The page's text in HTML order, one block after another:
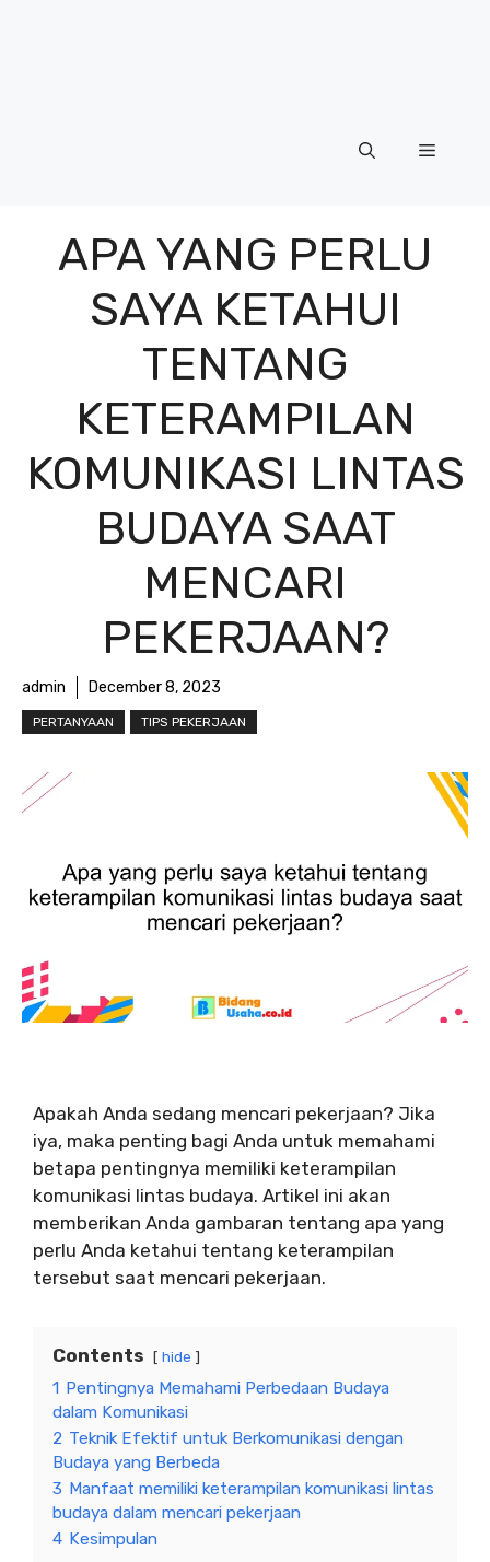
Menu
APA YANG PERLU
SAYA KETAHUI
TENTANG
KETERAMPILAN
KOMUNIKASI LINTAS
BUDAYA SAAT
MENCARI
PEKERJAAN?
admin December 8, 2023
PERTANYAAN TIPS PEKERJAAN
Apakah Anda sedang mencari pekerjaan? Jika
iya, maka penting bagi Anda untuk memahami
betapa pentingnya memiliki keterampilan
komunikasi lintas budaya. Artikel ini akan
memberikan Anda gambaran tentang apa yang
perlu Anda ketahui tentang keterampilan
tersebut saat mencari pekerjaan.
Contents hide
1 Pentingnya Memahami Perbedaan Budaya
dalam Komunikasi
2 Teknik Efektif untuk Berkomunikasi dengan
Budaya yang Berbeda
3 Manfaat memiliki keterampilan komunikasi lintas
budaya dalam mencari pekerjaan
4 Kesimpulan